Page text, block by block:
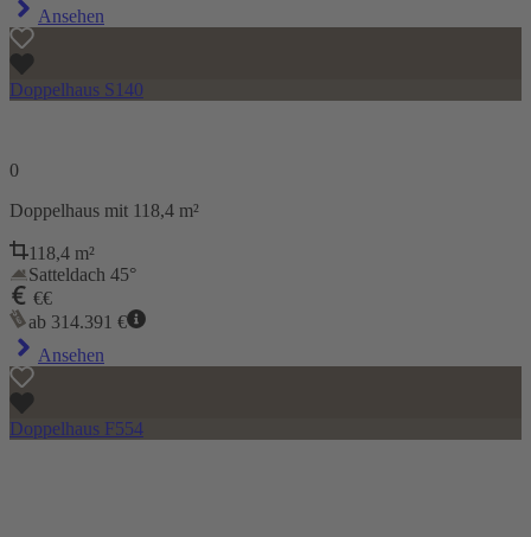
Ansehen
Doppelhaus S140
0
Doppelhaus mit 118,4 m²
118,4 m²
Satteldach 45°
€€
ab 314.391 €
Ansehen
Doppelhaus F554